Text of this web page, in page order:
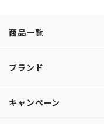
商品一覧
ブランド
キャンペーン